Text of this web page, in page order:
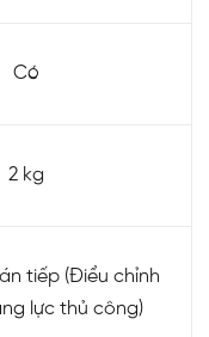
Có
2 kg
tiếp (Điểu chỉnh
lực thủ công)